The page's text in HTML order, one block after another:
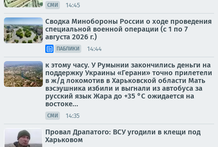
СМИ 14:45
Сводка Минобороны России о ходе проведения
специальной военной операции (с 1 по 7
августа 2026 г.)
ПАБЛИКИ 14:44
к этому часу. У Румынии закончились деньги на
поддержку Украины «Герани» точно прилетели
в ж/д локомотив в Харьковской области Мать
вэсэушника избили и выгнали из автобуса за
русский язык Жара до +35 °С ожидается на
востоке...
СМИ 14:35
Провал Драпатого: ВСУ угодили в клещи под
Харьковом